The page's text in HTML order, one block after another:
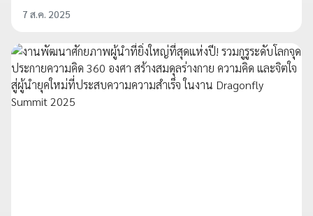
7 ส.ค. 2025